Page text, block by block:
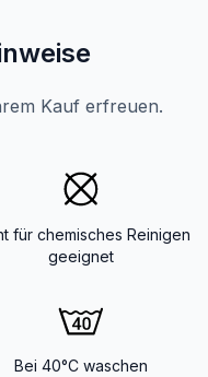
Kauf erfreuen.
für chemisches Reinigen
geeignet
Bei 40°C waschen